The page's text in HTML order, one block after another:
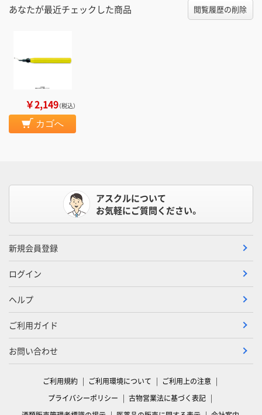
あなたが最近チェックした商品 閲覧履歴の削除
￥2,149（税込）
カゴへ
アスクルについて
お気軽にご質問ください。
新規会員登録
ログイン
ヘルプ
ご利用ガイド
お問い合わせ
ご利用規約 ご利用環境について
ご利用上の注意
プライバシーポリシー
古物営業法に基づく表記